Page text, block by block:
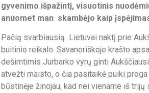
gyvenimo išpažintį, visuotinis
anuomet man skambėjo kaip
Pačią svarbiausią Lietuvai naktį prie
buitinio reikalo. Savanoriškoje krašto
dešimtimis Jurbarko vyrų ginti
atvežti maisto, o čia pasitaikė puiki
būstinėje žinojau, kad nei viename iš